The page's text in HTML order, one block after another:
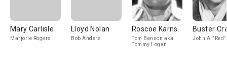
Mary Carlisle
Marjorie Rogers
Lloyd Nolan
Bob Anders
Roscoe Karns
Tom Benson aka
Tommy Logan
Buster
John A. 'Red'